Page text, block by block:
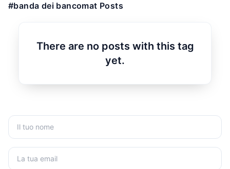
#banda dei bancomat Posts
There are no posts with this tag
yet.